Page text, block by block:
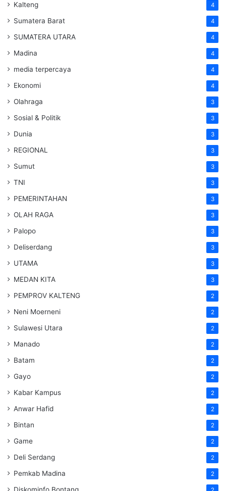
Kalteng 4
Sumatera Barat 4
SUMATERA UTARA 4
Madina 4
media terpercaya 4
Ekonomi 4
Olahraga 3
Sosial & Politik 3
Dunia 3
REGIONAL 3
Sumut 3
TNI 3
PEMERINTAHAN 3
OLAH RAGA 3
Palopo 3
Deliserdang 3
UTAMA 3
MEDAN KITA 3
PEMPROV KALTENG 2
Neni Moerneni 2
Sulawesi Utara 2
Manado 2
Batam 2
Gayo 2
Kabar Kampus 2
Anwar Hafid 2
Bintan 2
Game 2
Deli Serdang 2
Pemkab Madina 2